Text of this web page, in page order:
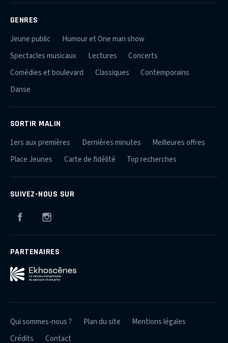
GENRES
Jeune public
Humour et One man show
Spectacles musicaux
Lectures
Concerts
Comédies et boulevard
Classiques
Contemporains
Danse
SORTIR MALIN
1ers aux premières Dernières minutes
Meilleures offres
Place Jeunes
Carte de fidélité Top recherches
SUIVEZ-NOUS SUR
Facebook
PARTENAIRES
Qui sommes-nous ? Plan du site
Mentions légales
Crédits
Contact